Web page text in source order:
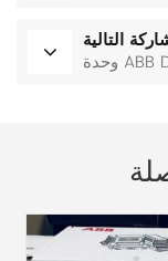
التالية